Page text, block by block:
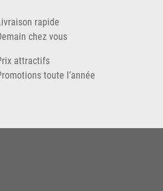
rapide
chez vous
attractifs
toute l’année